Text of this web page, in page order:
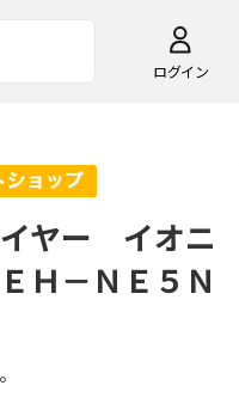
ログイン
イヤー イオニ
Ｈ－ＮＥ５Ｎ